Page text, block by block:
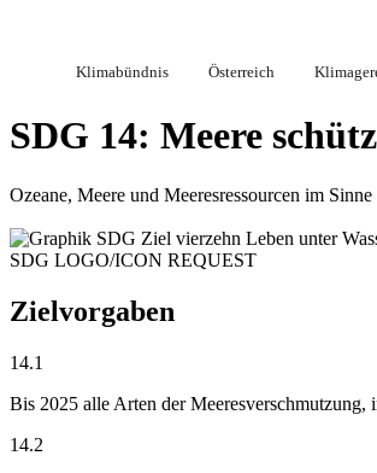
Klimabündnis Österreich
SDG 14: Meere
Ozeane, Meere und Meeresressourcen im
SDG LOGO/ICON REQUEST
Zielvorgaben
14.1
Bis 2025 alle Arten der
14.2